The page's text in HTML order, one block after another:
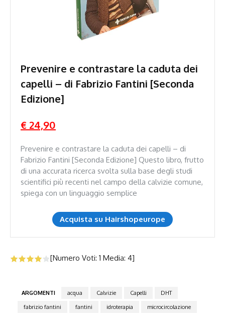
Prevenire e contrastare la caduta dei
capelli – di Fabrizio Fantini [Seconda
Edizione]
€ 24,90
Prevenire e contrastare la caduta dei capelli – di
Fabrizio Fantini [Seconda Edizione] Questo libro, frutto
di una accurata ricerca svolta sulla base degli studi
scientifici più recenti nel campo della calvizie comune,
spiega con un linguaggio semplice
Acquista su Hairshopeurope
[Numero Voti: 1 Media: 4]
ARGOMENTI acqua Calvizie Capelli
DHT
fabrizio fantini
fantini idroterapia
microcircolazione